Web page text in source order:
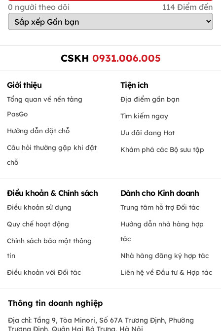
0 người theo dõi 114 Điểm đến
CSKH 0931.006.005
Giới thiệu
Tổng quan về nền tảng
PasGo
Hướng dẫn đặt chỗ
Câu hỏi thường gặp khi đặt
chỗ
Tiện ích
Địa điểm gần bạn
Tìm kiếm ngay
Ưu đãi đang Hot
Khám phá các Bộ sưu tập
Điều khoản & Chính sách
Điều khoản sử dụng
Quy chế hoạt động
Chính sách bảo mật thông
tin
Điều khoản với Đối tác
Dành cho Kinh doanh
Trung tâm hỗ trợ Đối tác
Hướng dẫn nhà hàng hợp
tác
Nhà hàng đăng ký hợp tác
Liên hệ về Đầu tư & Hợp tác
Thông tin doanh nghiệp
Địa chỉ: Tầng 9, Tòa Minori, Số 67A Trương Định, Phường
Trương Định, Quận Hai Bà Trưng, Hà Nội